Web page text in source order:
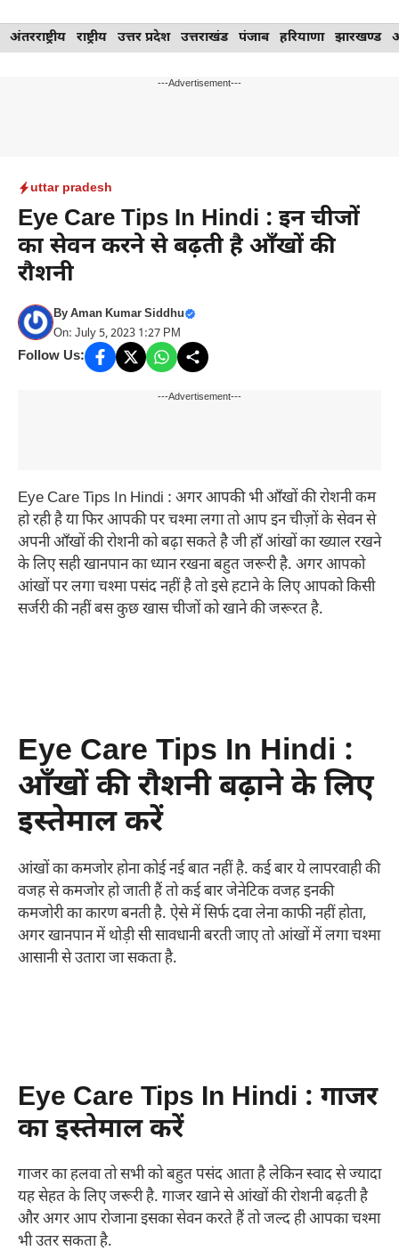
Skip
to
अंतरराष्ट्रीय राष्ट्रीय उत्तर प्रदेश उत्तराखंड पंजाब हरियाणा झारखण्ड
---Advertisement---
uttar pradesh
Eye Care Tips In Hindi : इन चीजों
का सेवन करने से बढ़ती है आँखों की
रौशनी
ByAman Kumar Siddhu
On: July 5, 2023 1:27 PM
Follow Us:
---Advertisement---
Eye Care Tips In Hindi : अगर आपकी भी आँखों की रोशनी कम
हो रही है या फिर आपकी पर चश्मा लगा तो आप इन चीज़ों के सेवन से
अपनी आँखों की रोशनी को बढ़ा सकते है जी हाँ आंखों का ख्याल रखने
के लिए सही खानपान का ध्यान रखना बहुत जरूरी है. अगर आपको
आंखों पर लगा चश्मा पसंद नहीं है तो इसे हटाने के लिए आपको किसी
सर्जरी की नहीं बस कुछ खास चीजों को खाने की जरूरत है.
Eye Care Tips In Hindi :
आँखों की रौशनी बढ़ाने के लिए
इस्तेमाल करें
आंखों का कमजोर होना कोई नई बात नहीं है. कई बार ये लापरवाही की
वजह से कमजोर हो जाती हैं तो कई बार जेनेटिक वजह इनकी
कमजोरी का कारण बनती है. ऐसे में सिर्फ दवा लेना काफी नहीं होता,
अगर खानपान में थोड़ी सी सावधानी बरती जाए तो आंखों में लगा चश्मा
आसानी से उतारा जा सकता है.
Eye Care Tips In Hindi : गाजर
का इस्तेमाल करें
गाजर का हलवा तो सभी को बहुत पसंद आता है लेकिन स्वाद से ज्यादा
यह सेहत के लिए जरूरी है. गाजर खाने से आंखों की रोशनी बढ़ती है
और अगर आप रोजाना इसका सेवन करते हैं तो जल्द ही आपका चश्मा
भी उतर सकता है.